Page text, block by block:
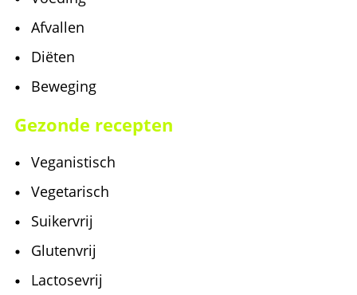
Afvallen
Diëten
Beweging
Gezonde recepten
Veganistisch
Vegetarisch
Suikervrij
Glutenvrij
Lactosevrij